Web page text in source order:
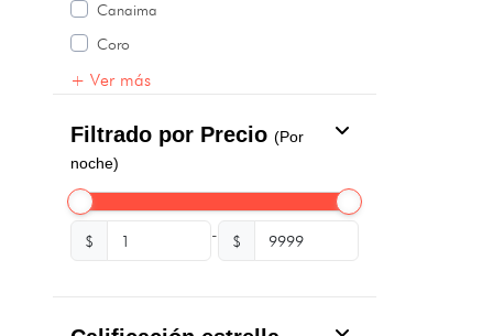
Canaima
Coro
+ Ver más
Filtrado por Precio (Por
noche)
$ - $